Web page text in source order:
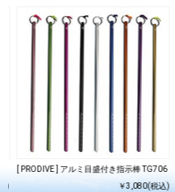
)
[ PRODIVE ] アルミ目盛付き指示棒 TG706
￥3,080(税込)